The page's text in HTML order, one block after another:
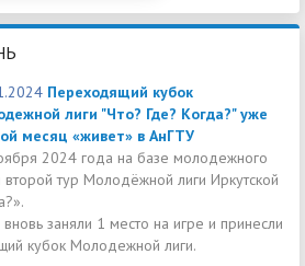
Переходящий кубок
лиги "Что? Где? Когда?" уже
месяц «живет» в АнГТУ
2024 года на базе молодежного
второй тур Молодёжной лиги Иркутской
заняли 1 место на игре и принесли
кубок Молодежной лиги.